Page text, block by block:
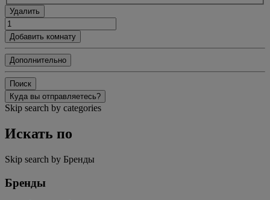
Удалить
Добавить комнату
Дополнительно
Поиск
Куда вы отправляетесь?
Skip search by categories
Искать по
Skip search by Бренды
Бренды